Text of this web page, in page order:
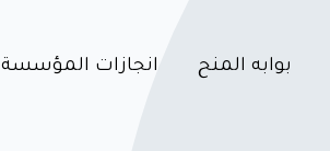
بوابه المنح انجازات المؤسسة